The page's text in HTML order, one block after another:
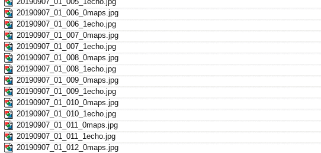
20190907_01_006_0maps.jpg
20190907_01_006_1echo.jpg
20190907_01_007_0maps.jpg
20190907_01_007_1echo.jpg
20190907_01_008_0maps.jpg
20190907_01_008_1echo.jpg
20190907_01_009_0maps.jpg
20190907_01_009_1echo.jpg
20190907_01_010_0maps.jpg
20190907_01_010_1echo.jpg
20190907_01_011_0maps.jpg
20190907_01_011_1echo.jpg
20190907_01_012_0maps.jpg